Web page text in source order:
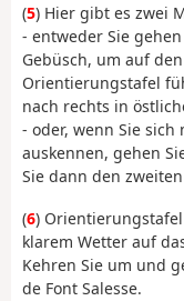
(5) Hier gibt es zwei
- entweder Sie
Gebüsch, um auf
Orientierungstafel
nach rechts in
- oder, wenn Sie
auskennen, gehen
Sie dann den
(6)
klarem Wetter auf
Kehren Sie um und
de Font Salesse.